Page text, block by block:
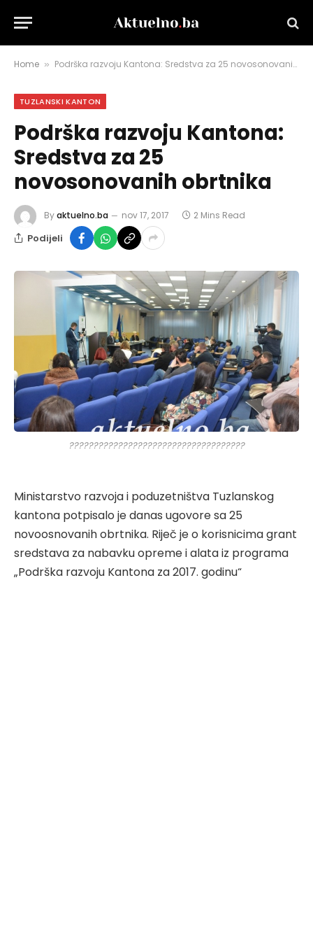
Home » Podrška razvoju Kantona: Sredstva za 25 novosonovanih obrtnika
TUZLANSKI KANTON
Podrška razvoju Kantona:
Sredstva za 25
novosonovanih obrtnika
Byaktuelno.ba nov 17, 2017 2 Mins Read
Podijeli
????????????????????????????????????
Ministarstvo razvoja i poduzetništva Tuzlanskog
kantona potpisalo je danas ugovore sa 25
novoosnovanih obrtnika. Riječ je o korisnicima grant
sredstava za nabavku opreme i alata iz programa
„Podrška razvoju Kantona za 2017. godinu“